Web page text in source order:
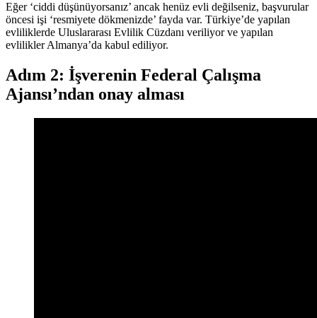
Eğer ‘ciddi düşünüyorsanız’ ancak henüz evli değilseniz, başvurular
öncesi işi ‘resmiyete dökmenizde’ fayda var. Türkiye’de yapılan
evliliklerde Uluslararası Evlilik Cüzdanı veriliyor ve yapılan
evlilikler Almanya’da kabul ediliyor.
Adım 2: İşverenin Federal Çalışma
Ajansı’ndan onay alması